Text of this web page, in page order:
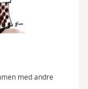
med andre